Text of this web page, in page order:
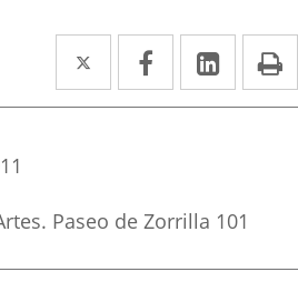
Twitter
Enlace
a
externa.
Facebook
Enlace
a
externa.
Enlace
a
Paseo de Zorrilla 101